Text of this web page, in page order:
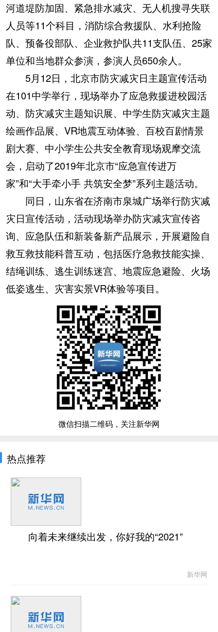
河道堤防加固、紧急排水减灾、无人机搜寻失联
人员等11个科目，消防综合救援队、水利抢险
队、预备役部队、企业救护队共11支队伍、25家
单位和当地群众参演，参演人员650余人。
5月12日，北京市防灾减灾日主题宣传活动
在101中学举行，现场举办了应急救援进校园活
动、防灾减灾主题知识展、中学生防灾减灾主题
绘画作品展、VR地震互动体验、百校百剧情景
剧大赛、中小学生公共安全教育现场观摩交流
会，启动了2019年北京市“应急宣传进万
家”和“大手牵小手 共筑安全梦”系列主题活动。
同日，山东省在济南市泉城广场举行防灾减
灾日宣传活动，活动现场举办防灾减灾宣传咨
询、应急队伍和新装备新产品展示，开展避险自
救互救技能科普互动，包括医疗急救技能实操、
结绳训练、逃生训练迷宫、地震应急避险、火场
低姿逃生、灾害实景VR体验等项目。
微信扫描二维码，关注新华网
热点推荐
向着未来继续出发，你好我的“2021”
新华网